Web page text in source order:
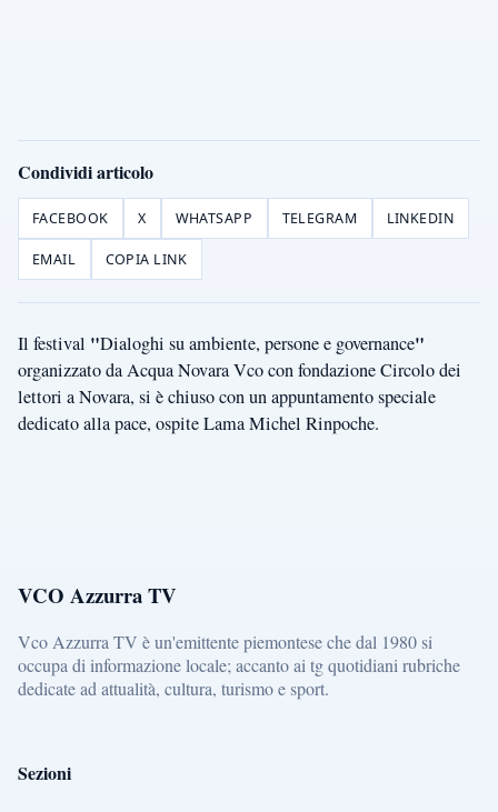
Condividi articolo
FACEBOOK X WHATSAPP TELEGRAM LINKEDIN
EMAIL COPIA LINK
Il festival "Dialoghi su ambiente, persone e governance"
organizzato da Acqua Novara Vco con fondazione Circolo dei
lettori a Novara, si è chiuso con un appuntamento speciale
dedicato alla pace, ospite Lama Michel Rinpoche.
VCO Azzurra TV
Vco Azzurra TV è un'emittente piemontese che dal 1980 si
occupa di informazione locale; accanto ai tg quotidiani rubriche
dedicate ad attualità, cultura, turismo e sport.
Sezioni